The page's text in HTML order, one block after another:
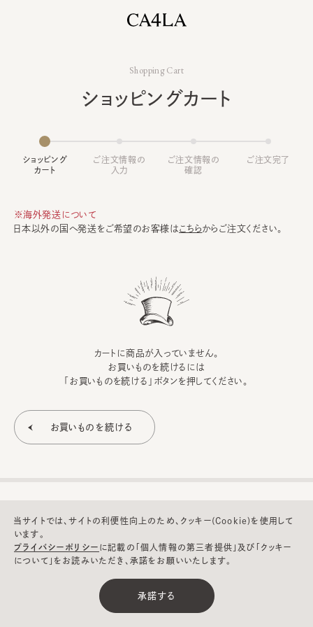
Shopping Cart
ショッピングカート
ショッピング
カート
ご注文情報の
入力
ご注文情報の
確認
ご注文完了
※海外発送について
日本以外の国へ発送をご希望のお客様はこちらからご注文ください。
カートに商品が入っていません。
お買いものを続けるには
「お買いものを続ける」ボタンを押してください。
©CA4LA INC. All Rights Reserved.
当サイトでは、サイトの利便性向上のため、クッキー(Cookie)を使用して
います。
プライバシーポリシー に記載の「個人情報の第三者提供」及び「クッキー
について」をお読みいただき、承諾をお願いいたします。
承諾する